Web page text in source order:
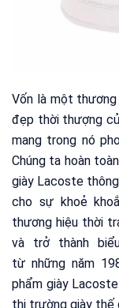
Vốn là một
đẹp thời thượng
mang trong nó
Chúng ta hoàn
giày Lacoste
cho sự khoẻ
thương hiệu thời
và trở thành
từ những năm
phẩm giày
thị trường giày thế